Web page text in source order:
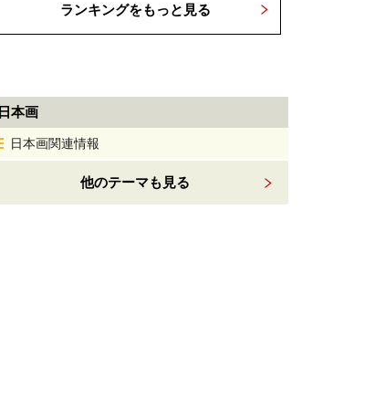
ランキングをもっと見る
日本画
日本画関連情報
他のテーマも見る